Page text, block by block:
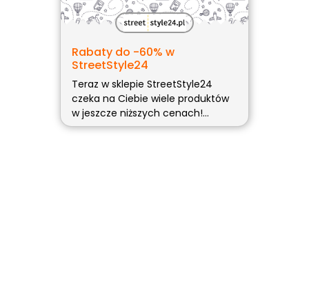
Rabaty do -60% w
StreetStyle24
Teraz w sklepie StreetStyle24
czeka na Ciebie wiele produktów
w jeszcze niższych cenach!
Otrzymasz do 60% rabatu! Nie